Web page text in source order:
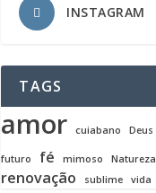
INSTAGRAM
TAGS
amor cuiabano Deus
futuro fé mimoso Natureza
renovação sublime vida